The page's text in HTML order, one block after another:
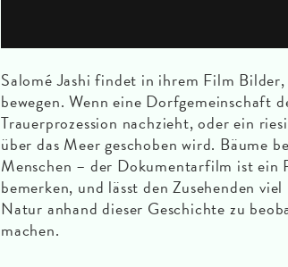
Salomé Jashi findet in ihrem Film
bewegen. Wenn eine Dorfgemeinschaft
Trauerprozession nachzieht, oder ein
über das Meer geschoben wird. Bäume
Menschen – der Dokumentarfilm ist ein
bemerken, und lässt den Zusehenden
Natur anhand dieser Geschichte zu
machen.